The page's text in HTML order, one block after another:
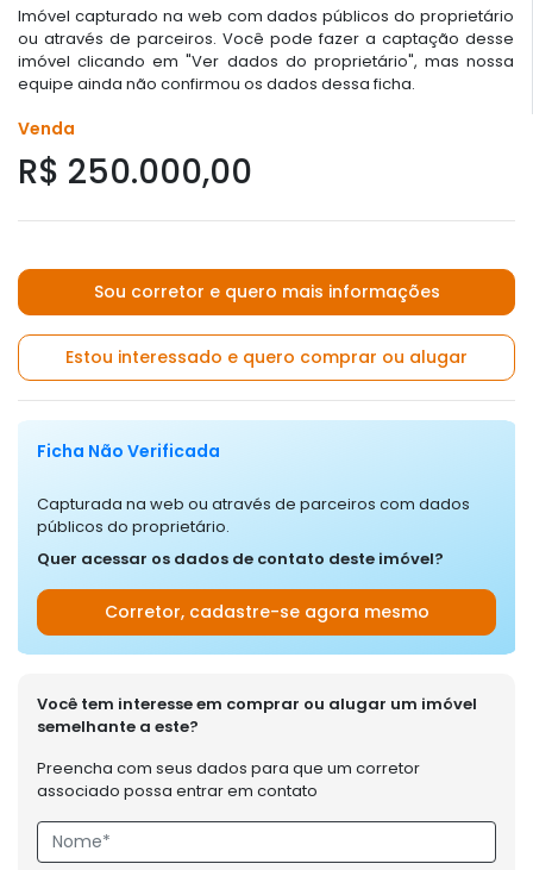
Imóvel capturado na web com dados públicos do proprietário
ou através de parceiros. Você pode fazer a captação desse
imóvel clicando em "Ver dados do proprietário", mas nossa
equipe ainda não confirmou os dados dessa ficha.
Venda
R$ 250.000,00
Sou corretor e quero mais informações
Estou interessado e quero comprar ou alugar
Ficha Não Verificada
Capturada na web ou através de parceiros com dados
públicos do proprietário.
Quer acessar os dados de contato deste imóvel?
Corretor, cadastre-se agora mesmo
Você tem interesse em comprar ou alugar um imóvel
semelhante a este?
Preencha com seus dados para que um corretor
associado possa entrar em contato